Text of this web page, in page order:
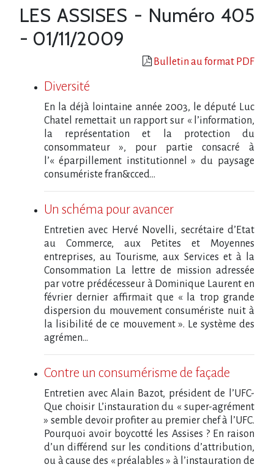
LES ASSISES - Numéro 405
- 01/11/2009
Bulletin au format PDF
Diversité
En la déjà lointaine année 2003, le député Luc
Chatel remettait un rapport sur « l’information,
la représentation et la protection du
consommateur », pour partie consacré à
l’« éparpillement institutionnel » du paysage
consumériste fran&cced...
Un schéma pour avancer
Entretien avec Hervé Novelli, secrétaire d’Etat
au Commerce, aux Petites et Moyennes
entreprises, au Tourisme, aux Services et à la
Consommation La lettre de mission adressée
par votre prédécesseur à Dominique Laurent en
février dernier affirmait que « la trop grande
dispersion du mouvement consumériste nuit à
la lisibilité de ce mouvement ». Le système des
agrémen...
Contre un consumérisme de façade
Entretien avec Alain Bazot, président de l’UFC-
Que choisir L’instauration du « super-agrément
» semble devoir profiter au premier chef à l’UFC.
Pourquoi avoir boycotté les Assises ? En raison
d’un différend sur les conditions d’attribution,
ou à cause des « préalables » à l’instauration de